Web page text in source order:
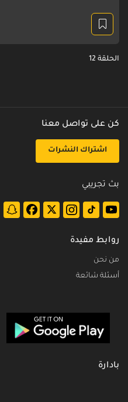
الحلقة 12
كن على تواصل معنا
اشتراك النشرات
بث تجريبي
روابط مفيدة
من نحن
أسئلة شائعة
بادارة